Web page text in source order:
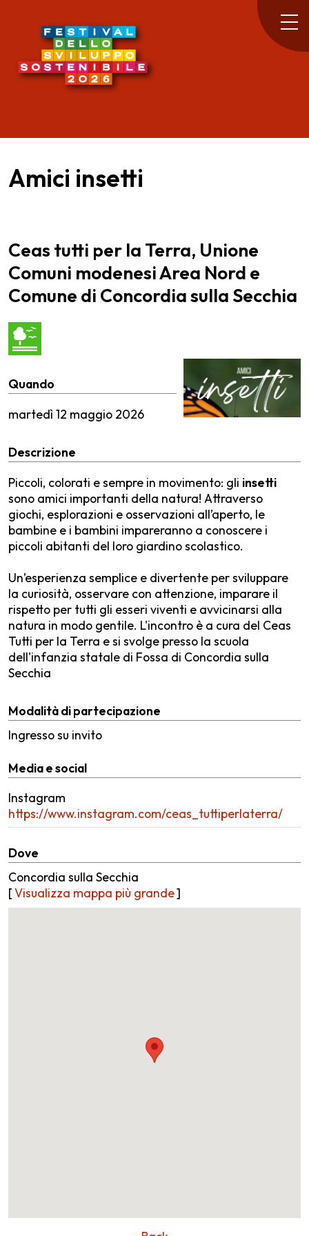
Amici insetti
Ceas tutti per la Terra, Unione
Comuni modenesi Area Nord e
Comune di Concordia sulla Secchia
Quando
martedì 12 maggio 2026
Descrizione
Piccoli, colorati e sempre in movimento: gli insetti
sono amici importanti della natura! Attraverso
giochi, esplorazioni e osservazioni all’aperto, le
bambine e i bambini impareranno a conoscere i
piccoli abitanti del loro giardino scolastico.
Un’esperienza semplice e divertente per sviluppare
la curiosità, osservare con attenzione, imparare il
rispetto per tutti gli esseri viventi e avvicinarsi alla
natura in modo gentile. L'incontro è a cura del Ceas
Tutti per la Terra e si svolge presso la scuola
dell'infanzia statale di Fossa di Concordia sulla
Secchia
Modalità di partecipazione
Ingresso su invito
Media e social
Instagram
https://www.instagram.com/ceas_tuttiperlaterra/
Dove
Concordia sulla Secchia
[Visualizza mappa più grande]